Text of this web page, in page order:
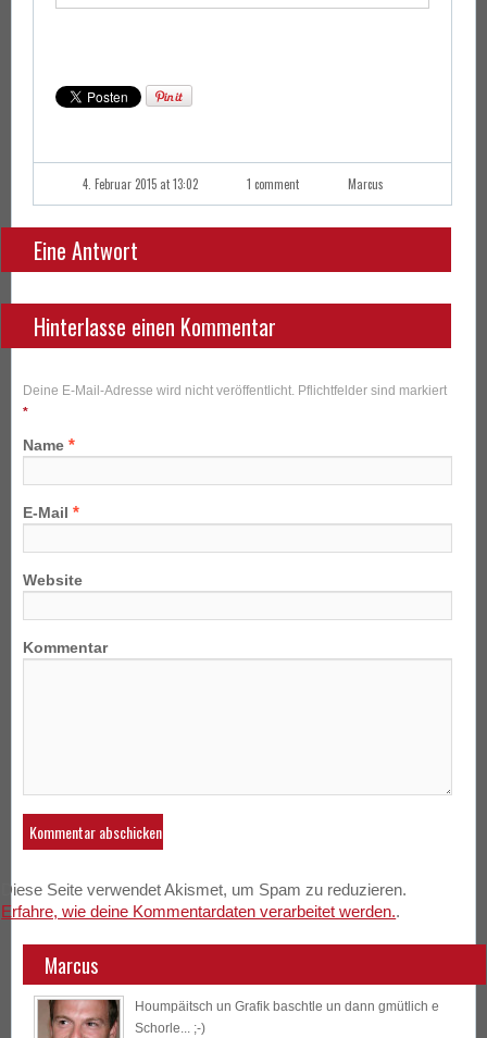
4. Februar 2015 at 13:02 1 comment Marcus
Eine Antwort
Hinterlasse einen Kommentar
Deine E-Mail-Adresse wird nicht veröffentlicht. Pflichtfelder sind markiert
*
Name *
E-Mail *
Website
Kommentar
Diese Seite verwendet Akismet, um Spam zu reduzieren.
Erfahre, wie deine Kommentardaten verarbeitet werden..
Marcus
Houmpäitsch un Grafik baschtle un dann gmütlich e
Schorle... ;-)